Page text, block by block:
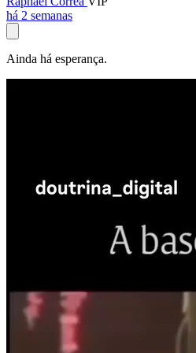
há 2 semanas
Ainda há esperança.